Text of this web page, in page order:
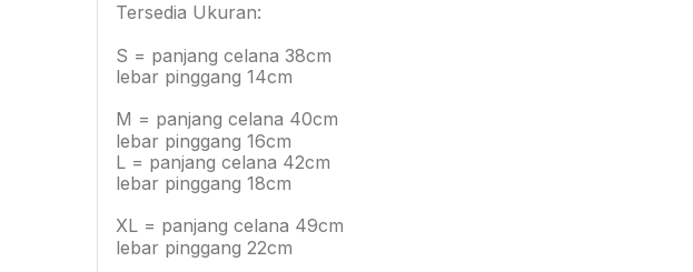
Tersedia Ukuran:
S = panjang celana 38cm
lebar pinggang 14cm
M = panjang celana 40cm
lebar pinggang 16cm
L = panjang celana 42cm
lebar pinggang 18cm
XL = panjang celana 49cm
lebar pinggang 22cm